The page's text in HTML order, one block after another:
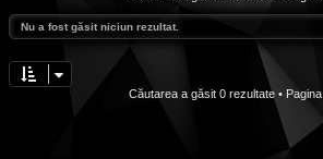
Nu a fost găsit niciun rezultat.
Căutarea a găsit 0 rezultate • Pagina